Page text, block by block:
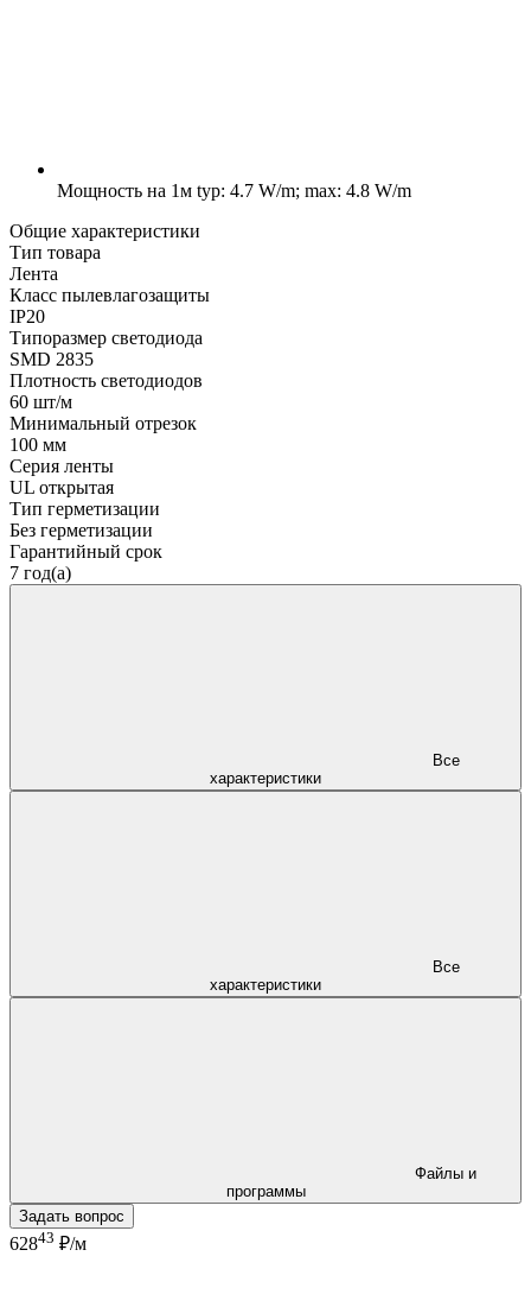
Мощность на 1м typ: 4.7 W/m; max: 4.8 W/m
Общие характеристики
Тип товара
Лента
Класс пылевлагозащиты
IP20
Типоразмер светодиода
SMD 2835
Плотность светодиодов
60 шт/м
Минимальный отрезок
100 мм
Серия ленты
UL открытая
Тип герметизации
Без герметизации
Гарантийный срок
7 год(а)
характеристики
характеристики
программы
Задать вопрос
62843 ₽/м